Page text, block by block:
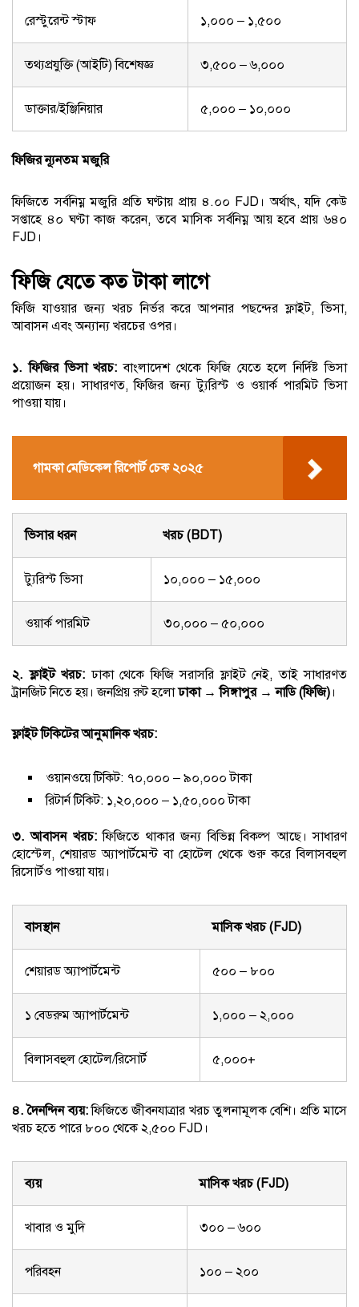
রেস্টুরেন্ট স্টাফ ১,০০০ – ১,৫০০
তথ্যপ্রযুক্তি (আইটি) বিশেষজ্ঞ ৩,৫০০ – ৬,০০০
ডাক্তার/ইঞ্জিনিয়ার ৫,০০০ – ১০,০০০
ফিজির ন্যূনতম মজুরি
ফিজিতে সর্বনিম্ন মজুরি প্রতি ঘণ্টায় প্রায় ৪.০০ FJD। অর্থাৎ, যদি কেউ
সপ্তাহে ৪০ ঘণ্টা কাজ করেন, তবে মাসিক সর্বনিম্ন আয় হবে প্রায় ৬৪০
FJD।
ফিজি যেতে কত টাকা লাগে
ফিজি যাওয়ার জন্য খরচ নির্ভর করে আপনার পছন্দের ফ্লাইট, ভিসা,
আবাসন এবং অন্যান্য খরচের ওপর।
১. ফিজির ভিসা খরচ:বাংলাদেশ থেকে ফিজি যেতে হলে নির্দিষ্ট ভিসা
প্রয়োজন হয়। সাধারণত, ফিজির জন্য ট্যুরিস্ট ও ওয়ার্ক পারমিট ভিসা
পাওয়া যায়।
গামকা মেডিকেল রিপোর্ট চেক ২০২৫
ভিসার ধরন খরচ (BDT)
ট্যুরিস্ট ভিসা ১০,০০০ – ১৫,০০০
ওয়ার্ক পারমিট ৩০,০০০ – ৫০,০০০
২. ফ্লাইট খরচ:ঢাকা থেকে ফিজি সরাসরি ফ্লাইট নেই, তাই সাধারণত
ট্রানজিট নিতে হয়। জনপ্রিয় রুট হলোঢাকা → সিঙ্গাপুর → নাডি (ফিজি) ।
ফ্লাইট টিকিটের আনুমানিক খরচ:
ওয়ানওয়ে টিকিট: ৭০,০০০ – ৯০,০০০ টাকা
রিটার্ন টিকিট: ১,২০,০০০ – ১,৫০,০০০ টাকা
৩. আবাসন খরচ:ফিজিতে থাকার জন্য বিভিন্ন বিকল্প আছে। সাধারণ
হোস্টেল, শেয়ারড অ্যাপার্টমেন্ট বা হোটেল থেকে শুরু করে বিলাসবহুল
রিসোর্টও পাওয়া যায়।
বাসস্থান মাসিক খরচ (FJD)
শেয়ারড অ্যাপার্টমেন্ট ৫০০ – ৮০০
১ বেডরুম অ্যাপার্টমেন্ট ১,০০০ – ২,০০০
বিলাসবহুল হোটেল/রিসোর্ট ৫,০০০+
৪. দৈনন্দিন ব্যয়:ফিজিতে জীবনযাত্রার খরচ তুলনামূলক বেশি। প্রতি মাসে
খরচ হতে পারে ৮০০ থেকে ২,৫০০ FJD।
ব্যয় মাসিক খরচ (FJD)
খাবার ও মুদি ৩০০ – ৬০০
পরিবহন ১০০ – ২০০